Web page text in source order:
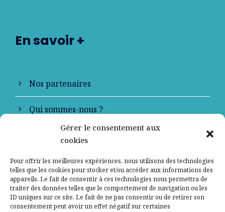
Gérer le consentement aux
cookies
Pour offrir les meilleures expériences, nous utilisons des technologies
telles que les cookies pour stocker et/ou accéder aux informations des
appareils. Le fait de consentir à ces technologies nous permettra de
traiter des données telles que le comportement de navigation ou les
ID uniques sur ce site. Le fait de ne pas consentir ou de retirer son
consentement peut avoir un effet négatif sur certaines
En savoir +
Nos partenaires
Qui sommes-nous ?
Contactez-nous
Mentions légales
Politique de confidentialité